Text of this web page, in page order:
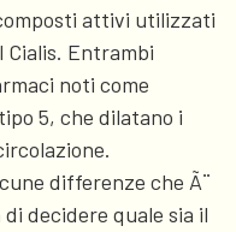
attivi utilizzati
Cialis. Entrambi
noti come
5, che dilatano i
differenze che Ã¨
decidere quale sia il